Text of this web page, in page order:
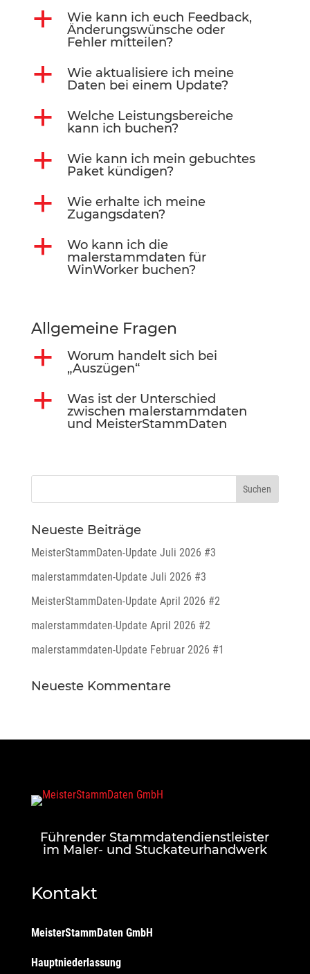
a
Wie kann ich euch Feedback,
Änderungswünsche oder
Fehler mitteilen?
a
Wie aktualisiere ich meine
Daten bei einem Update?
a
Welche Leistungsbereiche
kann ich buchen?
a
Wie kann ich mein gebuchtes
Paket kündigen?
a
Wie erhalte ich meine
Zugangsdaten?
a
Wo kann ich die
malerstammdaten für
WinWorker buchen?
Allgemeine Fragen
a
Worum handelt sich bei
„Auszügen“
a
Was ist der Unterschied
zwischen malerstammdaten
und MeisterStammDaten
Neueste Beiträge
MeisterStammDaten-Update Juli 2026 #3
malerstammdaten-Update Juli 2026 #3
MeisterStammDaten-Update April 2026 #2
malerstammdaten-Update April 2026 #2
malerstammdaten-Update Februar 2026 #1
Neueste Kommentare
Führender Stammdatendienstleister
im Maler- und Stuckateurhandwerk
Kontakt
MeisterStammDaten GmbH
Hauptniederlassung